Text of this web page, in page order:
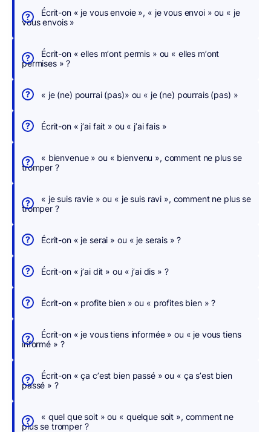
s
s
h
r
h
e
,
n
u
c
r
i
g
o
p
Écrit-on « je vous envoie », « je vous envoi » ou « je
vous envois »
Écrit-on « elles m’ont permis » ou « elles m’ont
permises » ?
« je (ne) pourrai (pas)» ou « je (ne) pourrais (pas) »
Écrit-on « j’ai fait » ou « j’ai fais »
« bienvenue » ou « bienvenu », comment ne plus se
tromper ?
« je suis ravie » ou « je suis ravi », comment ne plus se
tromper ?
Écrit-on « je serai » ou « je serais » ?
Écrit-on « j’ai dit » ou « j’ai dis » ?
Écrit-on « profite bien » ou « profites bien » ?
Écrit-on « je vous tiens informée » ou « je vous tiens
informé » ?
Écrit-on « ça c’est bien passé » ou « ça s’est bien
passé » ?
« quel que soit » ou « quelque soit », comment ne
plus se tromper ?